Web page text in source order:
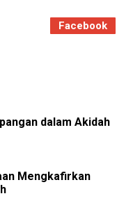
Facebook
dalam Akidah
Mengkafirkan